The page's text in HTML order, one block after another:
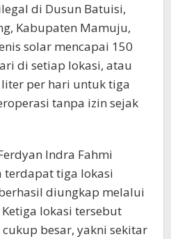
di Dusun Batuisi,
Kabupaten Mamuju,
solar mencapai 150
di setiap lokasi, atau
per hari untuk tiga
tanpa izin sejak
Indra Fahmi
terdapat tiga lokasi
diungkap melalui
lokasi tersebut
besar, yakni sekitar